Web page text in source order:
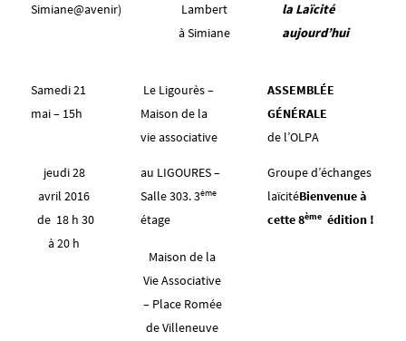
Simiane@avenir)
Lambert
à Simiane
la Laïcité
aujourd’hui
Samedi 21
mai – 15h
Le Ligourès –
Maison de la
vie associative
ASSEMBLÉE
GÉNÉRALE
de l’OLPA
jeudi28
avril 2016
de 18 h 30
à 20 h
au LIGOURES –
Salle 303. 3ème
étage
Maison de la
Vie Associative
– Place Romée
de Villeneuve
Groupe d’échanges
laïcitéBienvenue à
cette 8ème édition !